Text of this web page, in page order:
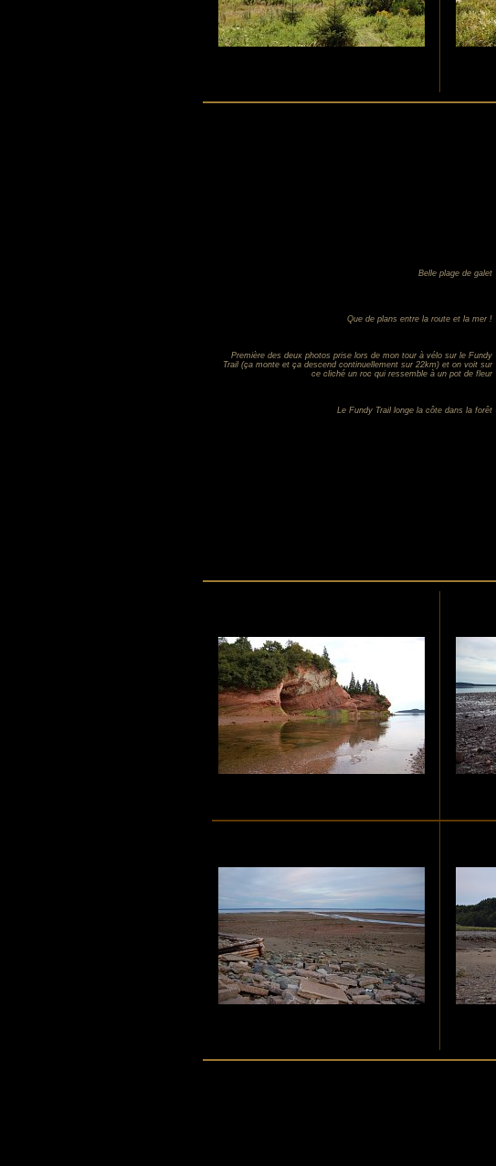
Belle plage de galet
Que de plans entre la route et la mer !
Première des deux photos prise lors de mon tour à vélo sur le Fundy
Trail (ça monte et ça descend continuellement sur 22km) et on voit sur
ce cliché un roc qui ressemble à un pot de fleur
Le Fundy Trail longe la côte dans la forêt